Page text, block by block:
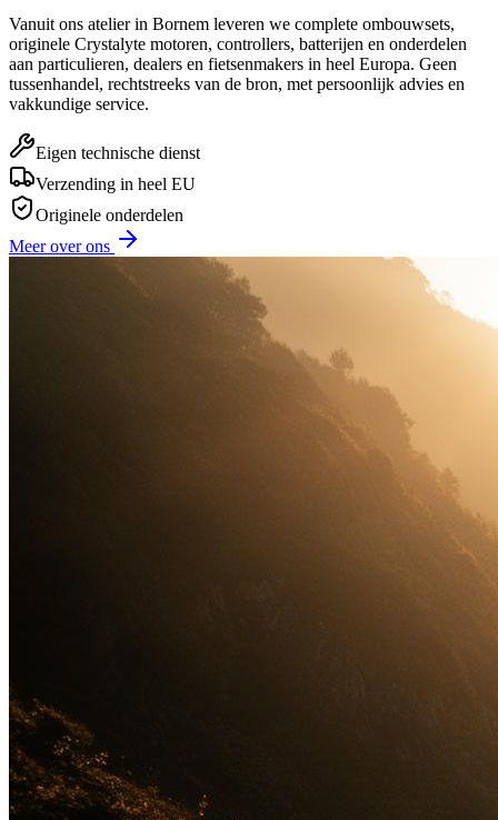
Vanuit ons atelier in Bornem leveren we complete ombouwsets,
originele Crystalyte motoren, controllers, batterijen en onderdelen
aan particulieren, dealers en fietsenmakers in heel Europa. Geen
tussenhandel, rechtstreeks van de bron, met persoonlijk advies en
vakkundige service.
Eigen technische dienst
Verzending in heel EU
Originele onderdelen
Meer over ons